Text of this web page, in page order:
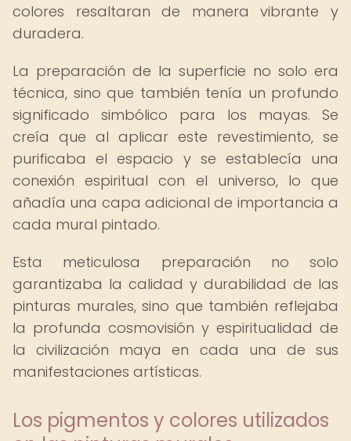
colores resaltaran de manera vibrante y
duradera.
La preparación de la superficie no solo era
técnica, sino que también tenía un profundo
significado simbólico para los mayas. Se
creía que al aplicar este revestimiento, se
purificaba el espacio y se establecía una
conexión espiritual con el universo, lo que
añadía una capa adicional de importancia a
cada mural pintado.
Esta meticulosa preparación no solo
garantizaba la calidad y durabilidad de las
pinturas murales, sino que también reflejaba
la profunda cosmovisión y espiritualidad de
la civilización maya en cada una de sus
manifestaciones artísticas.
Los pigmentos y colores utilizados